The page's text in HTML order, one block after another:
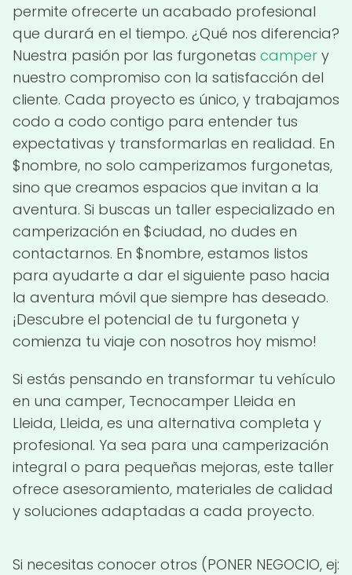
permite ofrecerte un acabado profesional
que durará en el tiempo. ¿Qué nos diferencia?
Nuestra pasión por las furgonetas camper y
nuestro compromiso con la satisfacción del
cliente. Cada proyecto es único, y trabajamos
codo a codo contigo para entender tus
expectativas y transformarlas en realidad. En
$nombre, no solo camperizamos furgonetas,
sino que creamos espacios que invitan a la
aventura. Si buscas un taller especializado en
camperización en $ciudad, no dudes en
contactarnos. En $nombre, estamos listos
para ayudarte a dar el siguiente paso hacia
la aventura móvil que siempre has deseado.
¡Descubre el potencial de tu furgoneta y
comienza tu viaje con nosotros hoy mismo!
Si estás pensando en transformar tu vehículo
en una camper, Tecnocamper Lleida en
Lleida, Lleida, es una alternativa completa y
profesional. Ya sea para una camperización
integral o para pequeñas mejoras, este taller
ofrece asesoramiento, materiales de calidad
y soluciones adaptadas a cada proyecto.
Si necesitas conocer otros (PONER NEGOCIO, ej: